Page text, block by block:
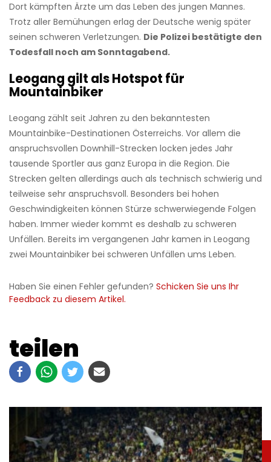
Dort kämpften Ärzte um das Leben des jungen Mannes.
Trotz aller Bemühungen erlag der Deutsche wenig später
seinen schweren Verletzungen. Die Polizei bestätigte den
Todesfall noch am Sonntagabend.
Leogang gilt als Hotspot für
Mountainbiker
Leogang zählt seit Jahren zu den bekanntesten
Mountainbike-Destinationen Österreichs. Vor allem die
anspruchsvollen Downhill-Strecken locken jedes Jahr
tausende Sportler aus ganz Europa in die Region. Die
Strecken gelten allerdings auch als technisch schwierig und
teilweise sehr anspruchsvoll. Besonders bei hohen
Geschwindigkeiten können Stürze schwerwiegende Folgen
haben. Immer wieder kommt es deshalb zu schweren
Unfällen. Bereits im vergangenen Jahr kamen in Leogang
zwei Mountainbiker bei schweren Unfällen ums Leben.
Haben Sie einen Fehler gefunden? Schicken Sie uns Ihr
Feedback zu diesem Artikel.
teilen